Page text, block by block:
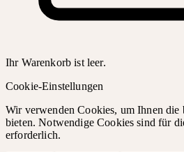
Ihr Warenkorb ist leer.
Cookie-Einstellungen
Wir verwenden Cookies, um Ihnen die
bieten. Notwendige Cookies sind für
erforderlich.